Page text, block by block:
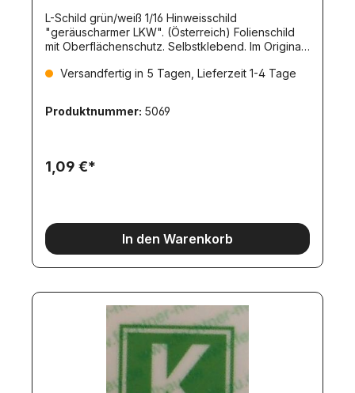
L-Schild grün/weiß 1/16 Hinweisschild
"geräuscharmer LKW". (Österreich) Folienschild
mit Oberflächenschutz. Selbstklebend. Im Original
Versandfertig in 5 Tagen, Lieferzeit 1-4 Tage
Produktnummer: 5069
1,09 €*
In den Warenkorb